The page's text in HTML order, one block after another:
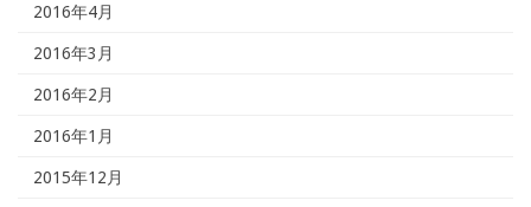
2016年4月
2016年3月
2016年2月
2016年1月
2015年12月